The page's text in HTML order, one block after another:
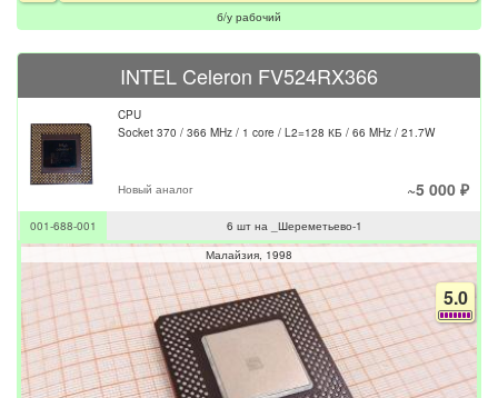
б/у рабочий
INTEL Celeron FV524RX366
CPU
Socket 370 / 366 MHz / 1 core / L2=128 КБ / 66 MHz / 21.7W
Новый аналог ~5 000 ₽
001-688-001
6 шт на _Шереметьево-1
Малайзия 1998
5.0